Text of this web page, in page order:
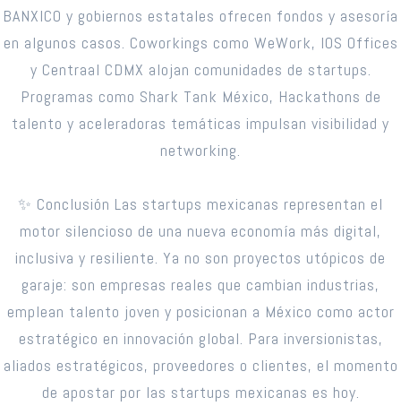
BANXICO y gobiernos estatales ofrecen fondos y asesoría
en algunos casos. Coworkings como WeWork, IOS Offices
y Centraal CDMX alojan comunidades de startups.
Programas como Shark Tank México, Hackathons de
talento y aceleradoras temáticas impulsan visibilidad y
networking.
✨ Conclusión Las startups mexicanas representan el
motor silencioso de una nueva economía más digital,
inclusiva y resiliente. Ya no son proyectos utópicos de
garaje: son empresas reales que cambian industrias,
emplean talento joven y posicionan a México como actor
estratégico en innovación global. Para inversionistas,
aliados estratégicos, proveedores o clientes, el momento
de apostar por las startups mexicanas es hoy.